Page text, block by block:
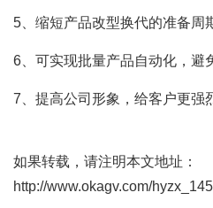
5、缩短产品改型换代的准备周
6、可实现批量产品自动化，避
7、提高公司形象，给客户更强
如果转载，请注明本文地址：
http://www.okagv.com/